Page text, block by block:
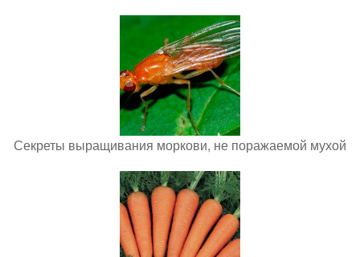
Секреты выращивания моркови, не поражаемой мухой